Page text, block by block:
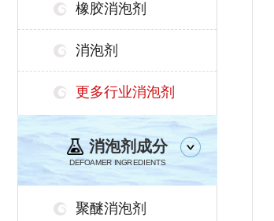
橡胶消泡剂
消泡剂
更多行业消泡剂
消泡剂成分
DEFOAMER INGREDIENTS
聚醚消泡剂